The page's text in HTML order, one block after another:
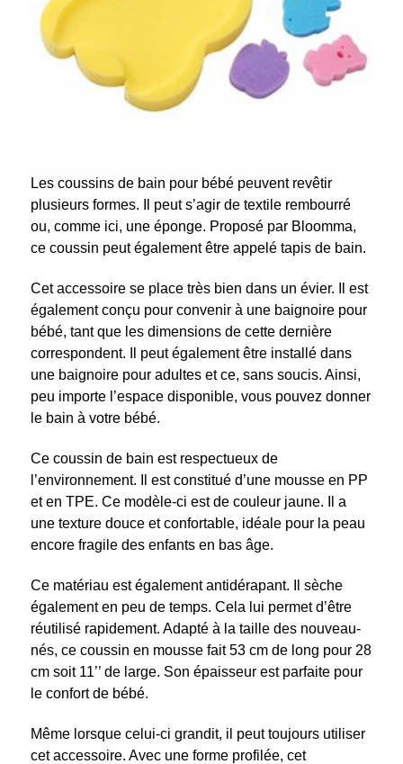
Les coussins de bain pour bébé peuvent revêtir
plusieurs formes. Il peut s’agir de textile rembourré
ou, comme ici, une éponge. Proposé par Bloomma,
ce coussin peut également être appelé tapis de bain.
Cet accessoire se place très bien dans un évier. Il est
également conçu pour convenir à une baignoire pour
bébé, tant que les dimensions de cette dernière
correspondent. Il peut également être installé dans
une baignoire pour adultes et ce, sans soucis. Ainsi,
peu importe l’espace disponible, vous pouvez donner
le bain à votre bébé.
Ce coussin de bain est respectueux de
l’environnement. Il est constitué d’une mousse en PP
et en TPE. Ce modèle-ci est de couleur jaune. Il a
une texture douce et confortable, idéale pour la peau
encore fragile des enfants en bas âge.
Ce matériau est également antidérapant. Il sèche
également en peu de temps. Cela lui permet d’être
réutilisé rapidement. Adapté à la taille des nouveau-
nés, ce coussin en mousse fait 53 cm de long pour 28
cm soit 11’’ de large. Son épaisseur est parfaite pour
le confort de bébé.
Même lorsque celui-ci grandit, il peut toujours utiliser
cet accessoire. Avec une forme profilée, cet